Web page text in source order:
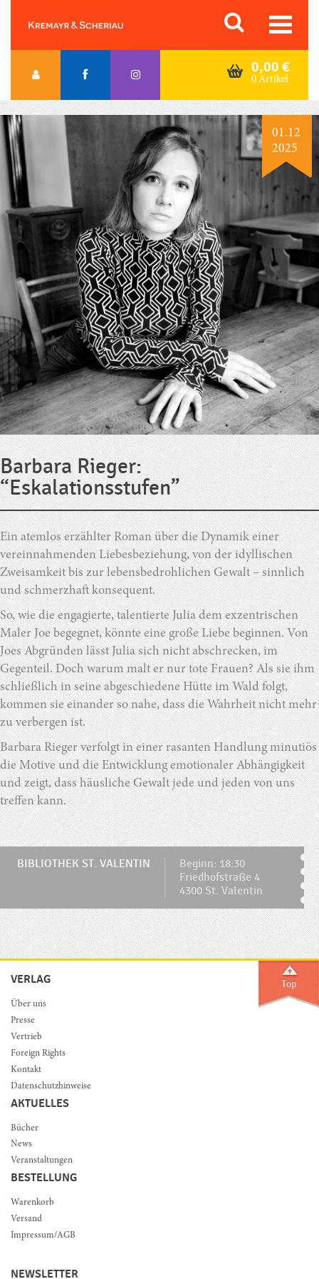
content
Orac K&S
0,00 €
0 Artikel
01.12
2025
Barbara Rieger:
“Eskalationsstufen”
Ein atemlos erzählter Roman über die Dynamik einer
vereinnahmenden Liebesbeziehung, von der idyllischen
Zweisamkeit bis zur lebensbedrohlichen Gewalt – sinnlich
und schmerzhaft konsequent.
So, wie die engagierte, talentierte Julia dem exzentrischen
Maler Joe begegnet, könnte eine große Liebe beginnen. Von
Joes Abgründen lässt Julia sich nicht abschrecken, im
Gegenteil. Doch warum malt er nur tote Frauen? Als sie ihm
schließlich in seine abgeschiedene Hütte im Wald folgt,
kommen sie einander so nahe, dass die Wahrheit nicht mehr
zu verbergen ist.
Barbara Rieger verfolgt in einer rasanten Handlung minutiös
die Motive und die Entwicklung emotionaler Abhängigkeit
und zeigt, dass häusliche Gewalt jede und jeden von uns
treffen kann.
BIBLIOTHEK ST. VALENTIN
Beginn: 18:30
Friedhofstraße 4
4300 St. Valentin
VERLAG
Über uns
Presse
Vertrieb
Foreign Rights
Kontakt
Datenschutzhinweise
AKTUELLES
Bücher
News
Veranstaltungen
BESTELLUNG
Warenkorb
Versand
Impressum/AGB
NEWSLETTER